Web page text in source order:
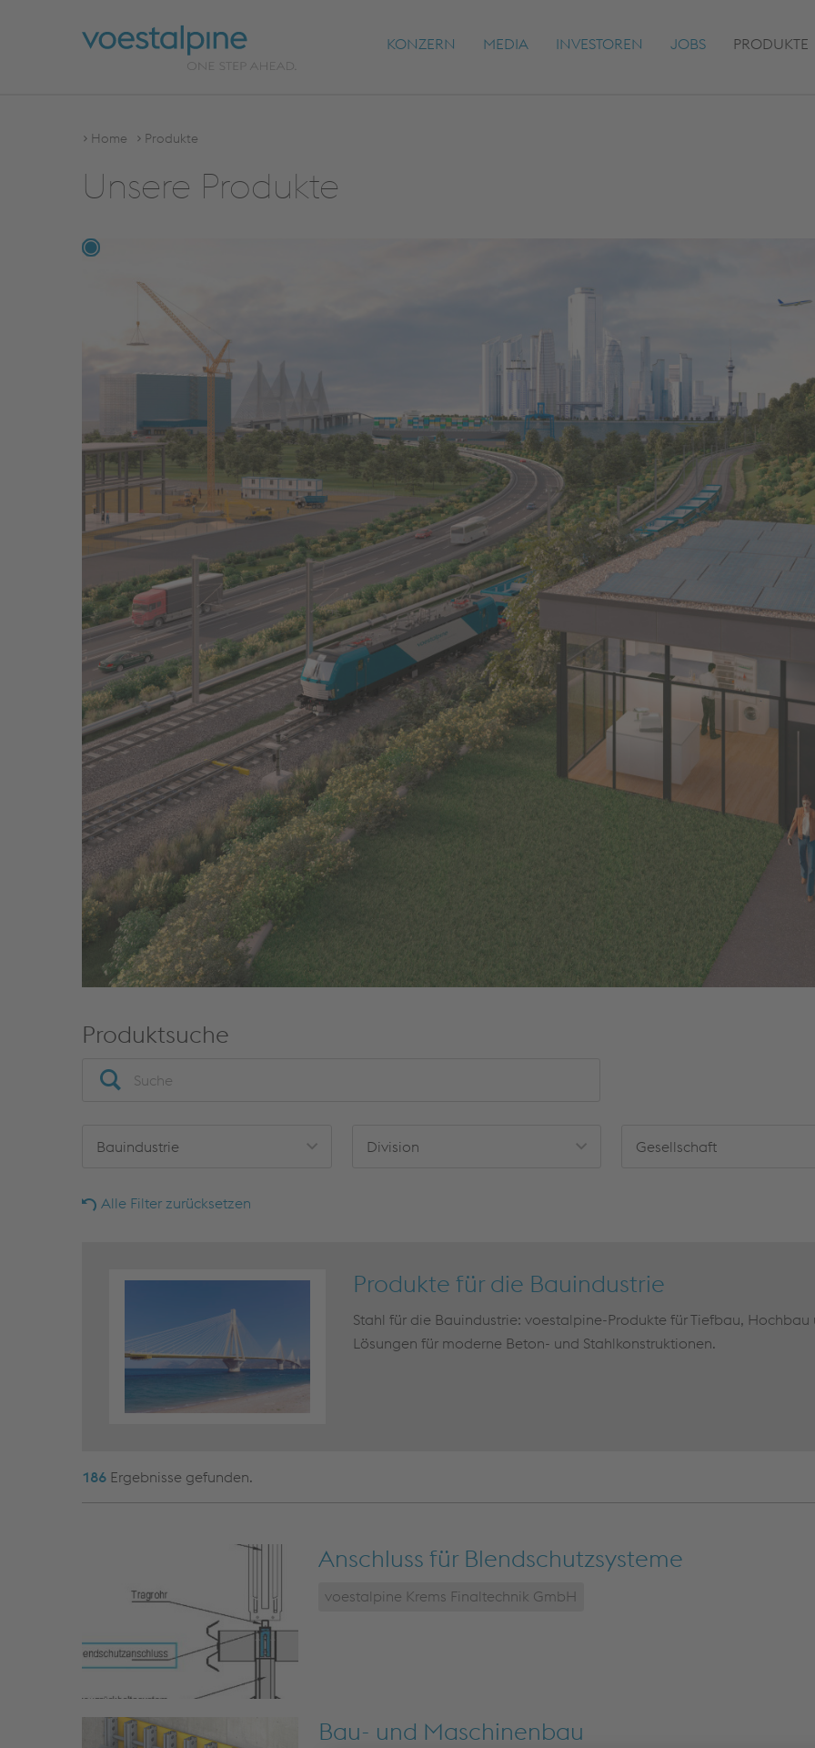
KONZERN MEDIA INVESTOREN JOBS PRODUKTE
Home Produkte
Unsere Produkte
Produktsuche
Bauindustrie Division Gesellschaft
Alle Filter zurücksetzen
Produkte für die Bauindustrie
Stahl für die Bauindustrie: voestalpine-Produkte für Tiefbau, Hochbau
Lösungen für moderne Beton- und Stahlkonstruktionen.
186 Ergebnisse gefunden.
Anschluss für Blendschutzsysteme
voestalpine Krems Finaltechnik GmbH
Bau- und Maschinenbau